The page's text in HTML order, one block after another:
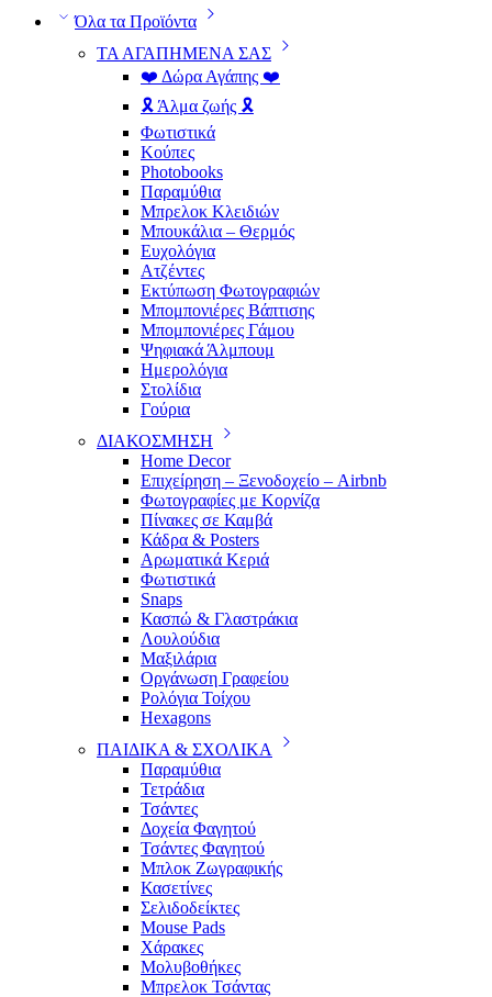
Όλα τα Προϊόντα
ΤΑ ΑΓΑΠΗΜΕΝΑ ΣΑΣ
❤️ Δώρα Αγάπης ❤️
🎗️ Άλμα ζωής 🎗️
Φωτιστικά
Κούπες
Photobooks
Παραμύθια
Μπρελοκ Κλειδιών
Μπουκάλια – Θερμός
Ευχολόγια
Ατζέντες
Εκτύπωση Φωτογραφιών
Μπομπονιέρες Βάπτισης
Μπομπονιέρες Γάμου
Ψηφιακά Άλμπουμ
Ημερολόγια
Στολίδια
Γούρια
ΔΙΑΚΟΣΜΗΣΗ
Home Decor
Επιχείρηση – Ξενοδοχείο – Airbnb
Φωτογραφίες με Κορνίζα
Πίνακες σε Καμβά
Κάδρα & Posters
Αρωματικά Κεριά
Φωτιστικά
Snaps
Κασπώ & Γλαστράκια
Λουλούδια
Μαξιλάρια
Οργάνωση Γραφείου
Ρολόγια Τοίχου
Hexagons
ΠΑΙΔΙΚΑ & ΣΧΟΛΙΚΑ
Παραμύθια
Τετράδια
Τσάντες
Δοχεία Φαγητού
Τσάντες Φαγητού
Μπλοκ Ζωγραφικής
Κασετίνες
Σελιδοδείκτες
Mouse Pads
Χάρακες
Μολυβοθήκες
Μπρελοκ Τσάντας